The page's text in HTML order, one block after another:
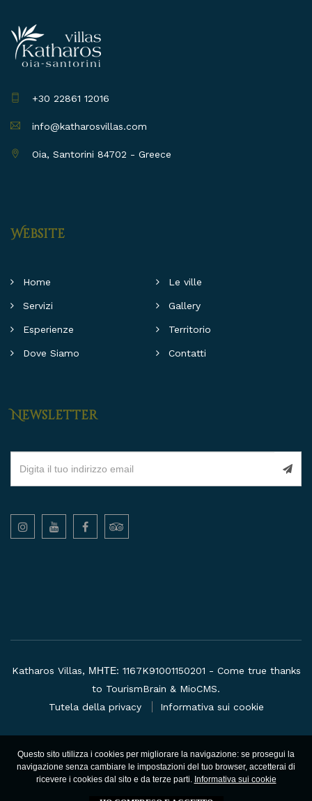
+30 22861 12016
info@katharosvillas.com
Oia, Santorini 84702 - Greece
Website
Home Le ville
Servizi Gallery
Esperienze Territorio
Dove Siamo Contatti
Newsletter
Katharos Villas, ΜΗΤΕ: 1167K91001150201 - Come true thanks
to TourismBrain & MioCMS.
Tutela della privacy
Informativa sui cookie
Questo sito utilizza i cookies per migliorare la navigazione: se prosegui la
navigazione senza cambiare le impostazioni del tuo browser, accetterai di
ricevere i cookies dal sito e da terze parti. Informativa sui cookie